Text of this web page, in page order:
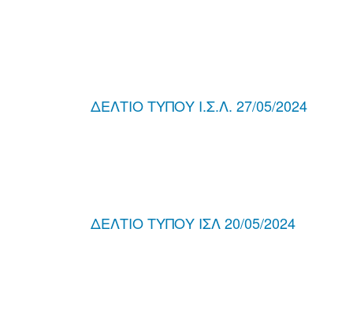
ΔΕΛΤΙΟ ΤΥΠΟΥ Ι.Σ.Λ. 27/05/2024
ΔΕΛΤΙΟ ΤΥΠΟΥ ΙΣΛ 20/05/2024